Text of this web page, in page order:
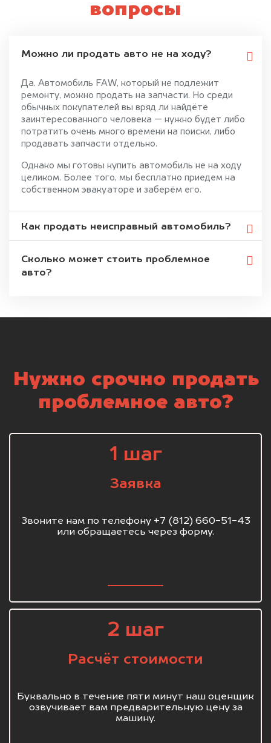
вопросы
Можно ли продать авто не на ходу?
Да. Автомобиль FAW, который не подлежит
ремонту, можно продать на запчасти. Но среди
обычных покупателей вы вряд ли найдёте
заинтересованного человека — нужно будет либо
потратить очень много времени на поиски, либо
продавать запчасти отдельно.
Однако мы готовы купить автомобиль не на ходу
целиком. Более того, мы бесплатно приедем на
собственном эвакуаторе и заберём его.
Как продать неисправный автомобиль?
Сколько может стоить проблемное
авто?
Нужно срочно продать
проблемное авто?
1 шаг
Заявка
Звоните нам по телефону +7 (812) 660-51-43
или обращаетесь через форму.
2 шаг
Расчёт стоимости
Буквально в течение пяти минут наш оценщик
озвучивает вам предварительную цену за
машину.